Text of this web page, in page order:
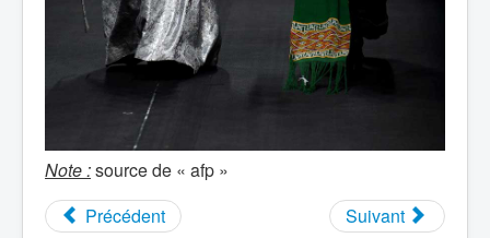
Note :source de « afp »
Précédent
Suivant